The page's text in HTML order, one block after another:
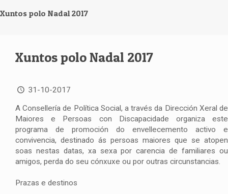
Xuntos polo Nadal 2017
Xuntos polo Nadal 2017
31-10-2017
A Consellería de Política Social, a través da Dirección Xeral de
Maiores e Persoas con Discapacidade organiza este
programa de promoción do envellecemento activo e
convivencia, destinado ás persoas maiores que se atopen
soas nestas datas, xa sexa por carencia de familiares ou
amigos, perda do seu cónxuxe ou por outras circunstancias.
Prazas e destinos